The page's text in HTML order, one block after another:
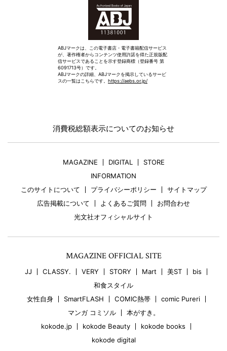
ABJマークは、この電子書店・電子書籍配信サービス
が、著作権者からコンテンツ使用許諾を得た正規版配
信サービスであることを示す登録商標（登録番号 第
6091713号）です。
ABJマークの詳細、ABJマークを掲示しているサービ
スの一覧はこちらです。 https://aebs.or.jp/
消費税総額表示についてのお知らせ
MAGAZINE DIGITAL
STORE
INFORMATION
このサイトについて
プライバシーポリシー
サイトマップ
広告掲載について
よくあるご質問
お問合わせ
光文社オフィシャルサイト
MAGAZINE OFFICIAL SITE
JJ CLASSY. VERY STORY Mart 美ST
bis
和食スタイル
女性自身
SmartFLASH COMIC熱帯
comic Pureri
マンガ コミソル
本がすき。
kokode.jp
kokode Beauty
kokode books
kokode digital